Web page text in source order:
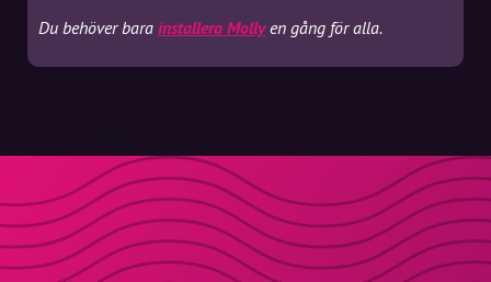
Du behöver bara installera Mollyen gång för alla.